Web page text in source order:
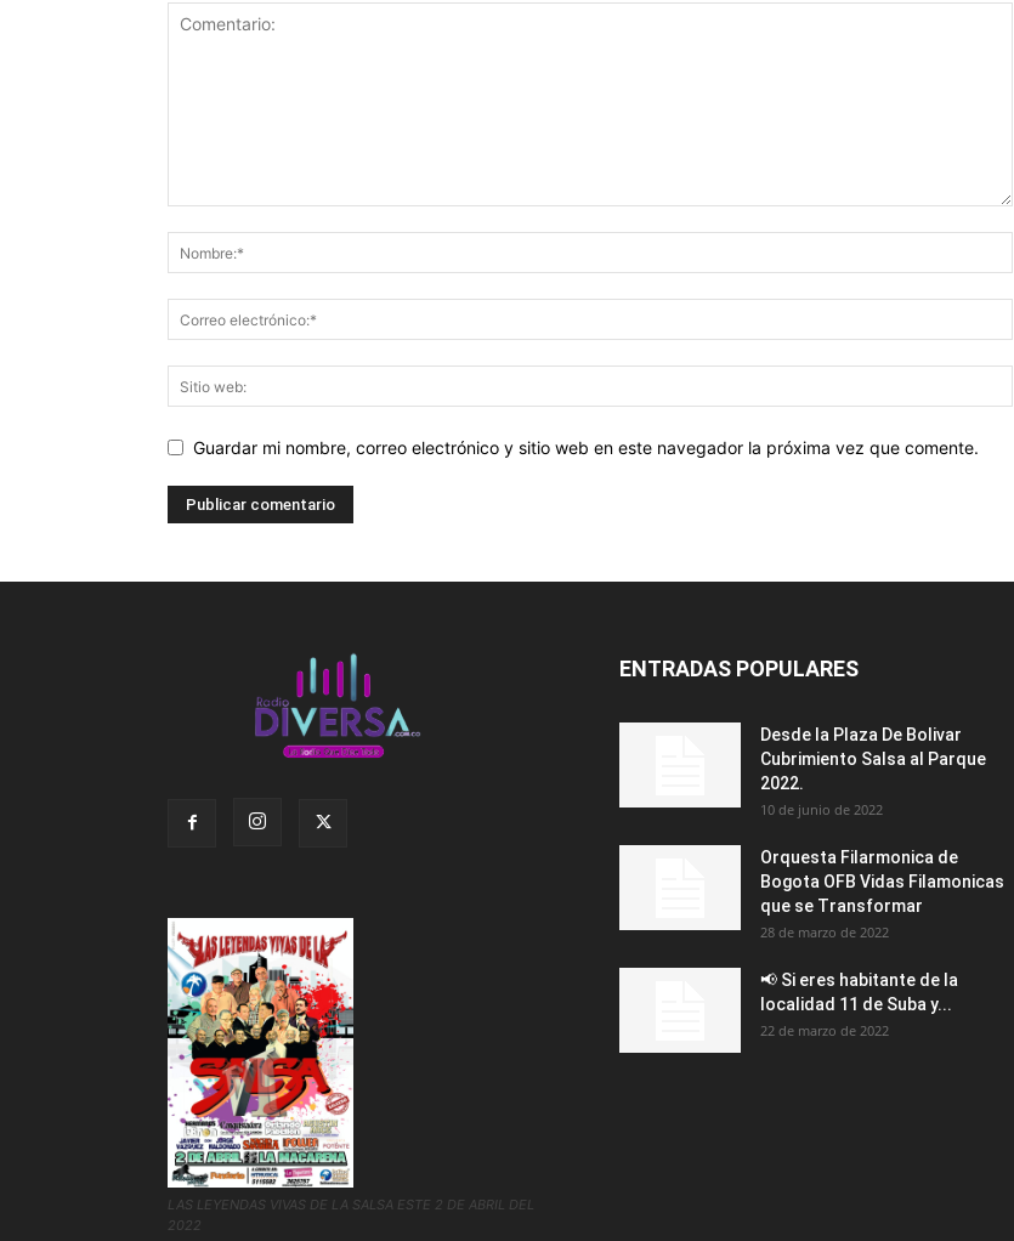
Guardar mi nombre, correo electrónico y sitio web en este navegador la próxima vez que comente.
LAS LEYENDAS VIVAS DE LA SALSA ESTE 2 DE ABRIL DEL
2022
ENTRADAS POPULARES
Desde la Plaza De Bolivar
Cubrimiento Salsa al Parque
2022.
10 de junio de 2022
Orquesta Filarmonica de
Bogota OFB Vidas Filamonicas
que se Transformar
28 de marzo de 2022
📢 Si eres habitante de la
localidad 11 de Suba y...
22 de marzo de 2022